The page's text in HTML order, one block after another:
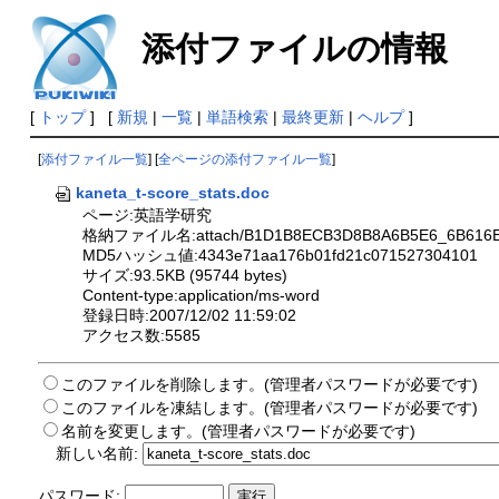
添付ファイルの情報
[ トップ] [ 新規 | 一覧| 単語検索| 最終更新| ヘルプ]
[添付ファイル一覧] [全ページの添付ファイル一覧]
kaneta_t-score_stats.doc
ページ:英語学研究
格納ファイル名:attach/
MD5ハッシュ値:4343e71aa176b01fd21c071527304101
サイズ:93.5KB (95744 bytes)
Content-type:application/ms-word
登録日時:2007/12/02 11:59:02
アクセス数:5585
このファイルを削除します。(管理者パスワードが必要です)
このファイルを凍結します。(管理者パスワードが必要です)
名前を変更します。(管理者パスワードが必要です)
新しい名前: